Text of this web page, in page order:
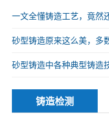
一文全懂铸造工艺，竟然
砂型铸造原来这么美，多
砂型铸造中各种典型铸造
铸造检测